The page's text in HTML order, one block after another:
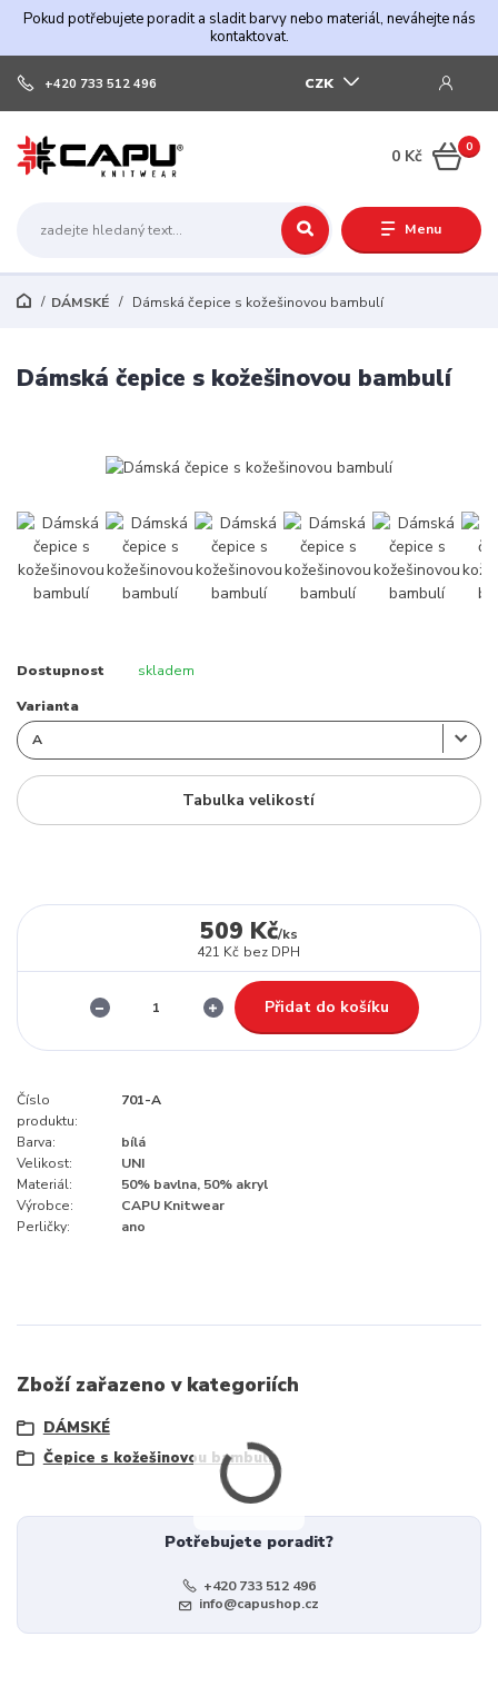
Pokud potřebujete poradit a sladit barvy nebo materiál, neváhejte nás
kontaktovat.
Menu
CZK
+420 733 512 496
0
0 Kč
DÁMSKÉ Dámská čepice s kožešinovou bambulí
Dámská čepice s kožešinovou bambulí
Dostupnost skladem
Varianta
Tabulka velikostí
509 Kč/ks
421 Kč bez DPH
Přidat do košíku
Číslo
produktu:
701-A
Barva:
bílá
Velikost:
UNI
Materiál:
50% bavlna, 50% akryl
Výrobce:
CAPU Knitwear
Perličky:
ano
Zboží zařazeno v kategoriích
DÁMSKÉ
Čepice s kožešinovou bambulí
Potřebujete poradit?
+420 733 512 496
info@capushop.cz